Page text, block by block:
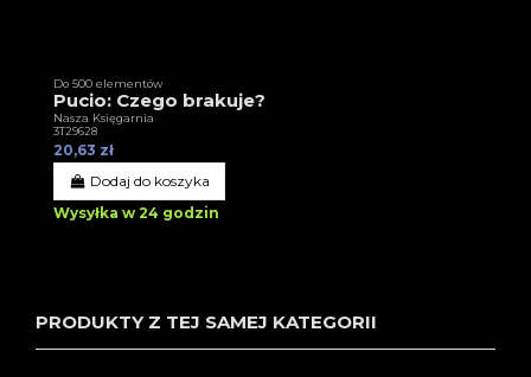
Do 500 elementów
Pucio: Czego brakuje?
Nasza Księgarnia
3T29628
20,63 zł
Dodaj do koszyka
Wysyłka w 24 godzin
PRODUKTY Z TEJ SAMEJ KATEGORII